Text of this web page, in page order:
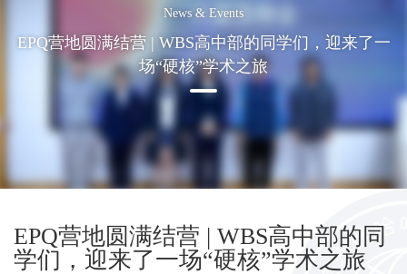
News & Events
EPQ营地圆满结营 | WBS高中部的同学们，迎来了一
场“硬核”学术之旅
EPQ营地圆满结营 | WBS高中部的同
学们，迎来了一场“硬核”学术之旅